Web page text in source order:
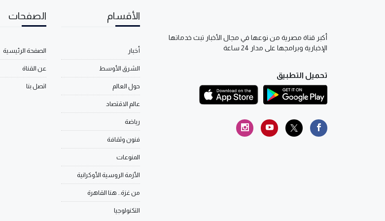
أكبر قناة مصرية من نوعها في مجال الأخبار تبث خدماتها
الإخبارية وبرامجها على مدار 24 ساعة
تحميل التطبيق
الأقسام
أخبار
الشرق الأوسط
حول العالم
عالم الاقتصاد
رياضة
فنون وثقافة
المنوعات
الأزمة الروسية الأوكرانية
من غزة.. هنا القاهرة
التكنولوجيا
الصفحات
الصفحة الرئيسية
عن القناة
اتصل بنا